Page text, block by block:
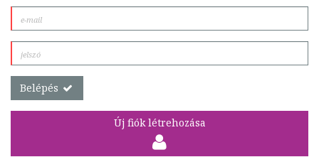
Belépés
Új fiók létrehozása